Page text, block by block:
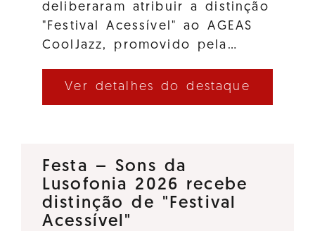
deliberaram atribuir a distinção
"Festival Acessível" ao AGEAS
CoolJazz, promovido pela…
Ver detalhes do destaque
Festa – Sons da
Lusofonia 2026 recebe
distinção de "Festival
Acessível"